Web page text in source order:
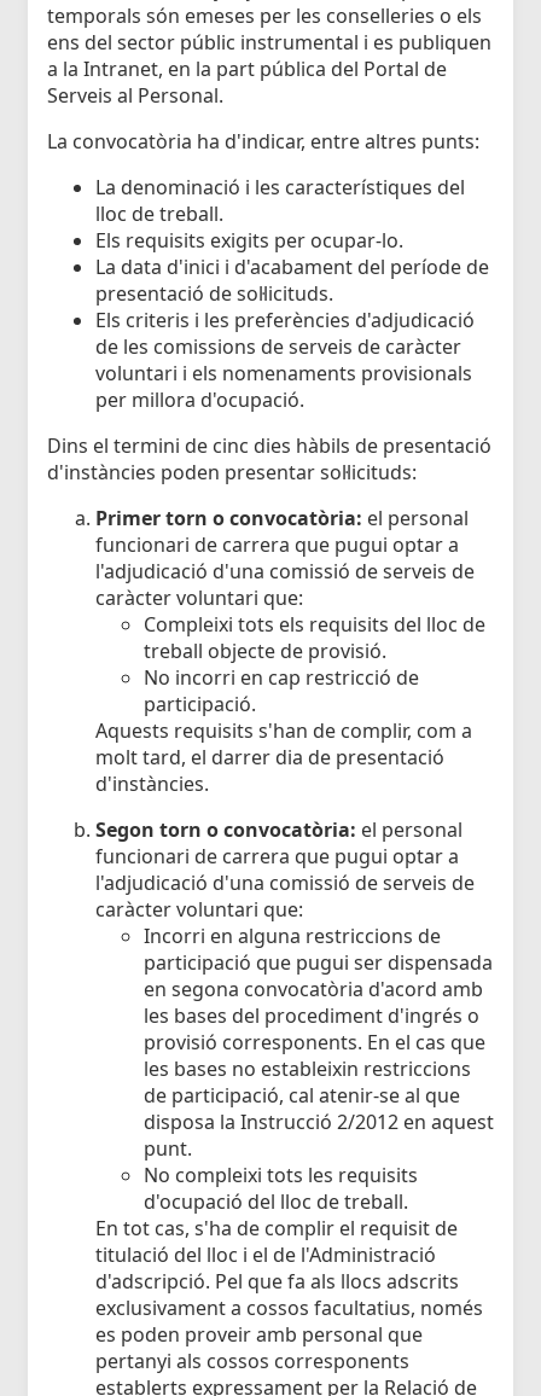
temporals són emeses per les conselleries o els
ens del sector públic instrumental i es publiquen
a la Intranet, en la part pública del Portal de
Serveis al Personal.
La convocatòria ha d'indicar, entre altres punts:
La denominació i les característiques del
lloc de treball.
Els requisits exigits per ocupar-lo.
La data d'inici i d'acabament del període de
presentació de sol·licituds.
Els criteris i les preferències d'adjudicació
de les comissions de serveis de caràcter
voluntari i els nomenaments provisionals
per millora d'ocupació.
Dins el termini de cinc dies hàbils de presentació
d'instàncies poden presentar sol·licituds:
Primer torn o convocatòria: el personal
funcionari de carrera que pugui optar a
l'adjudicació d'una comissió de serveis de
caràcter voluntari que:
Compleixi tots els requisits del lloc de
treball objecte de provisió.
No incorri en cap restricció de
participació.
Aquests requisits s'han de complir, com a
molt tard, el darrer dia de presentació
d'instàncies.
Segon torn o convocatòria: el personal
funcionari de carrera que pugui optar a
l'adjudicació d'una comissió de serveis de
caràcter voluntari que:
Incorri en alguna restriccions de
participació que pugui ser dispensada
en segona convocatòria d'acord amb
les bases del procediment d'ingrés o
provisió corresponents. En el cas que
les bases no estableixin restriccions
de participació, cal atenir-se al que
disposa la Instrucció 2/2012 en aquest
punt.
No compleixi tots les requisits
d'ocupació del lloc de treball.
En tot cas, s'ha de complir el requisit de
titulació del lloc i el de l'Administració
d'adscripció. Pel que fa als llocs adscrits
exclusivament a cossos facultatius, només
es poden proveir amb personal que
pertanyi als cossos corresponents
establerts expressament per la Relació de